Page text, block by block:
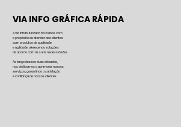
VIA INFO GRÁFICA RÁPIDA
A Via Info foi fundada há 21 anos com
o propósito de atender aos clientes
com produtos de qualidade
e agilidade, oferecendo soluções
de acordo com as suas necessidades.
Ao longo dessas duas décadas,
nos dedicamos a aprimorar nossos
serviços, garantindo a satisfação
e confiança de nossos clientes.